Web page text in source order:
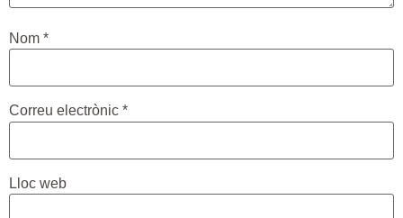
Nom *
Correu electrònic *
Lloc web